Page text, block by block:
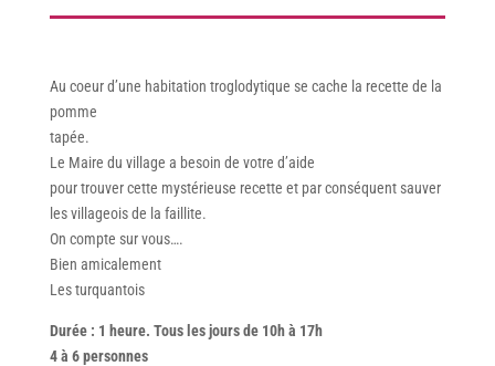
Au coeur d’une habitation troglodytique se cache la recette de la
pomme
tapée.
Le Maire du village a besoin de votre d’aide
pour trouver cette mystérieuse recette et par conséquent sauver
les villageois de la faillite.
On compte sur vous….
Bien amicalement
Les turquantois
Durée : 1 heure. Tous les jours de 10h à 17h
4 à 6 personnes